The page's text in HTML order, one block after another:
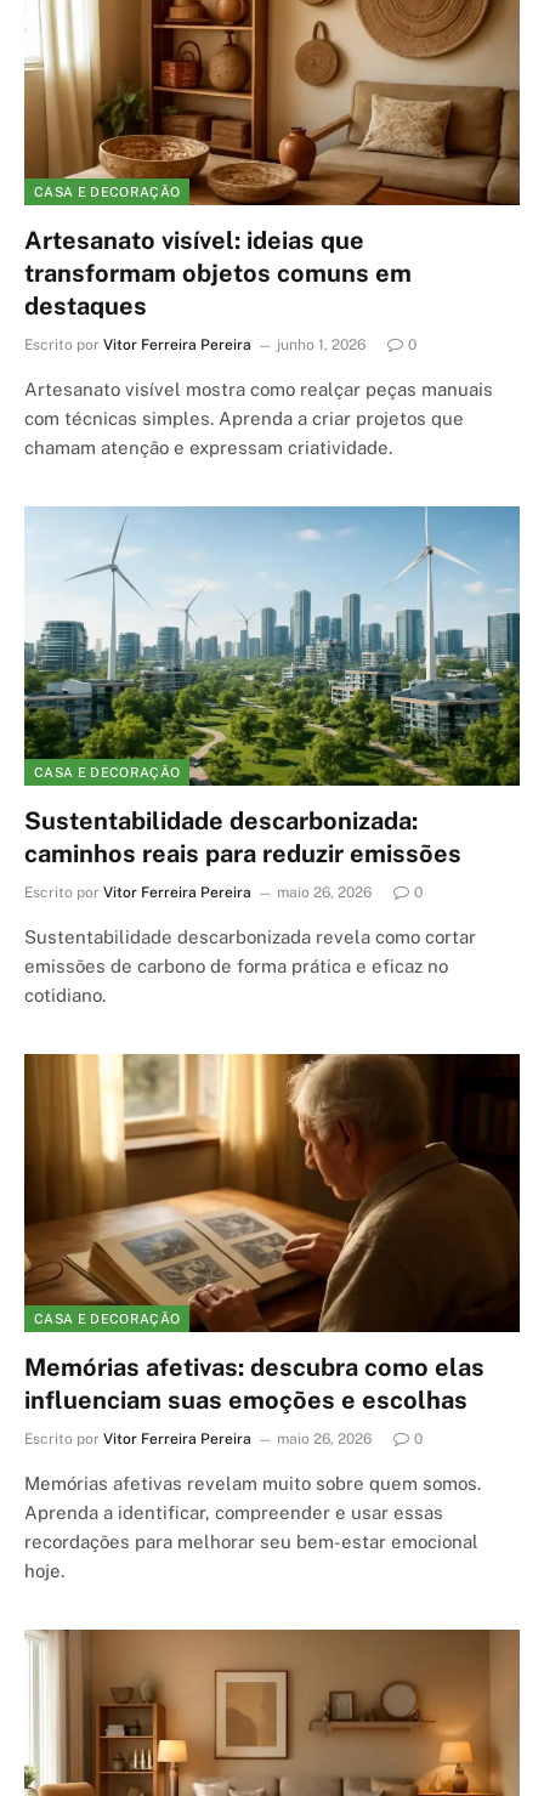
CASA E DECORAÇÃO
Artesanato visível: ideias que
transformam objetos comuns em
destaques
Escrito por Vitor Ferreira Pereira junho 1, 2026 0
Artesanato visível mostra como realçar peças manuais
com técnicas simples. Aprenda a criar projetos que
chamam atenção e expressam criatividade.
CASA E DECORAÇÃO
Sustentabilidade descarbonizada:
caminhos reais para reduzir emissões
Escrito por Vitor Ferreira Pereira maio 26, 2026 0
Sustentabilidade descarbonizada revela como cortar
emissões de carbono de forma prática e eficaz no
cotidiano.
CASA E DECORAÇÃO
Memórias afetivas: descubra como elas
influenciam suas emoções e escolhas
Escrito por Vitor Ferreira Pereira maio 26, 2026 0
Memórias afetivas revelam muito sobre quem somos.
Aprenda a identificar, compreender e usar essas
recordações para melhorar seu bem-estar emocional
hoje.